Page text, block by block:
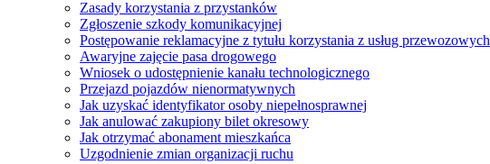
Zasady korzystania z przystanków
Zgłoszenie szkody komunikacyjnej
Postępowanie reklamacyjne z tytułu korzystania z usług przewozowych
Awaryjne zajęcie pasa drogowego
Wniosek o udostępnienie kanału technologicznego
Przejazd pojazdów nienormatywnych
Jak uzyskać identyfikator osoby niepełnosprawnej
Jak anulować zakupiony bilet okresowy
Jak otrzymać abonament mieszkańca
Uzgodnienie zmian organizacji ruchu